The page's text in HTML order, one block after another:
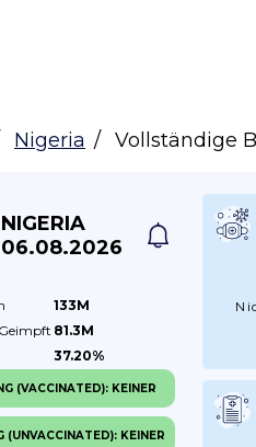
Nigeria Vollständige
NIGERIA
06.08.2026
133M
Geimpft 81.3M
37.20%
(VACCINATED): KEINER
(UNVACCINATED): KEINER